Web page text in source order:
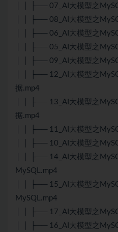
│ │ ├── 07_AI大模型之
│ │ ├── 08_AI大模型之
│ │ ├── 06_AI大模型之
│ │ ├── 05_AI大模型之
│ │ ├── 09_AI大模型之
│ │ ├── 12_AI大模型之
据.mp4
│ │ ├── 13_AI大模型之
据.mp4
│ │ ├── 11_AI大模型之
│ │ ├── 10_AI大模型之
│ │ ├── 14_AI大模型之
MySQL.mp4
│ │ ├── 15_AI大模型之
MySQL.mp4
│ │ ├── 17_AI大模型之
│ │ ├── 16_AI大模型之